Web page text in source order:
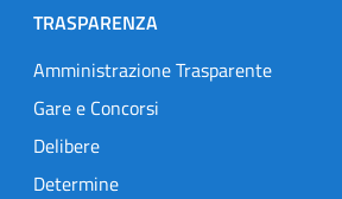
TRASPARENZA
Amministrazione Trasparente
Gare e Concorsi
Delibere
Determine